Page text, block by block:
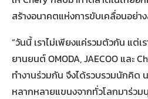
สร้างอนาคตแห่งการขับเคลื่อนอย่า
“วันนี้ เราไม่เพียงแค่รวมตัวกัน แต่
ยานยนต์ OMODA, JAECOO และ
ทำงานร่วมกัน จึงได้รวบรวมนักคิด
หลากหลายแขนงจากทั่วโลกมาร่ว